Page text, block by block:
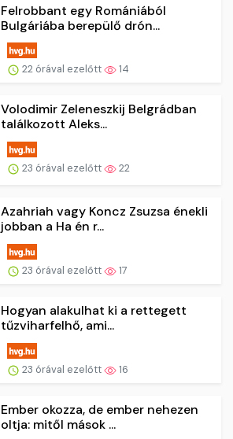
Felrobbant egy Romániából
Bulgáriába berepülő drón...
22 órával ezelőtt 14
Volodimir Zeleneszkij Belgrádban
találkozott Aleks...
23 órával ezelőtt 22
Azahriah vagy Koncz Zsuzsa énekli
jobban a Ha én r...
23 órával ezelőtt 17
Hogyan alakulhat ki a rettegett
tűzviharfelhő, ami...
23 órával ezelőtt 16
Ember okozza, de ember nehezen
oltja: mitől mások ...